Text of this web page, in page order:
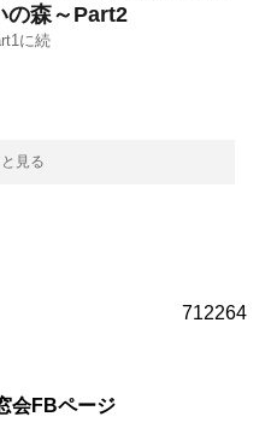
の森～Part2
に続
見る
712264
会FBページ